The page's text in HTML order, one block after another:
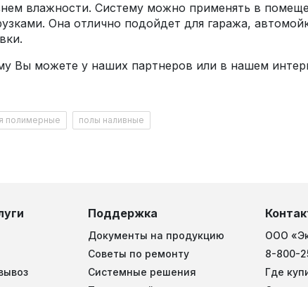
влажности. Систему можно применять в
Она отлично подойдет для гаража,
Вы можете у наших партнеров или в нашем
полимерные полы наливные
Поддержка
Документы на продукцию
Советы по ремонту
Системные решения
ООО
8-800-
Где